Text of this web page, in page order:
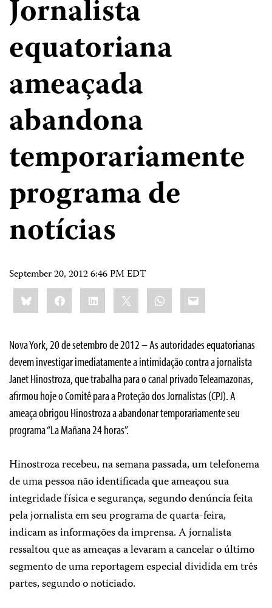
Jornalista
equatoriana
ameaçada
abandona
temporariamente
programa de
notícias
September 20, 2012 6:46 PM EDT
Share
this:BlueskyFacebookLinkedIn WhatsApp
Email
Nova York, 20 de setembro de 2012 – As autoridades equatorianas
devem investigar imediatamente a intimidação contra a jornalista
Janet Hinostroza, que trabalha para o canal privado Teleamazonas,
afirmou hoje o Comitê para a Proteção dos Jornalistas (CPJ). A
ameaça obrigou Hinostroza a abandonar temporariamente seu
programa “La Mañana 24 horas”.
Hinostroza recebeu, na semana passada, um telefonema
de uma pessoa não identificada que ameaçou sua
integridade física e segurança, segundo denúncia feita
pela jornalista em seu programa de quarta-feira,
indicam as informações da imprensa. A jornalista
ressaltou que as ameaças a levaram a cancelar o último
segmento de uma reportagem especial dividida em três
partes, segundo o noticiado.